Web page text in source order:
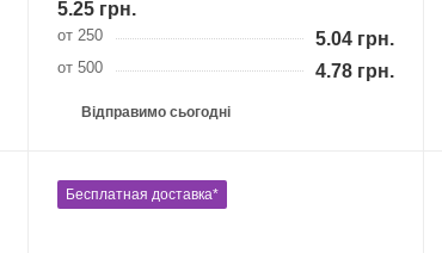
5.25грн.
от 250 5.04грн.
от 500 4.78грн.
Відправимо сьогодні
Бесплатная доставка*